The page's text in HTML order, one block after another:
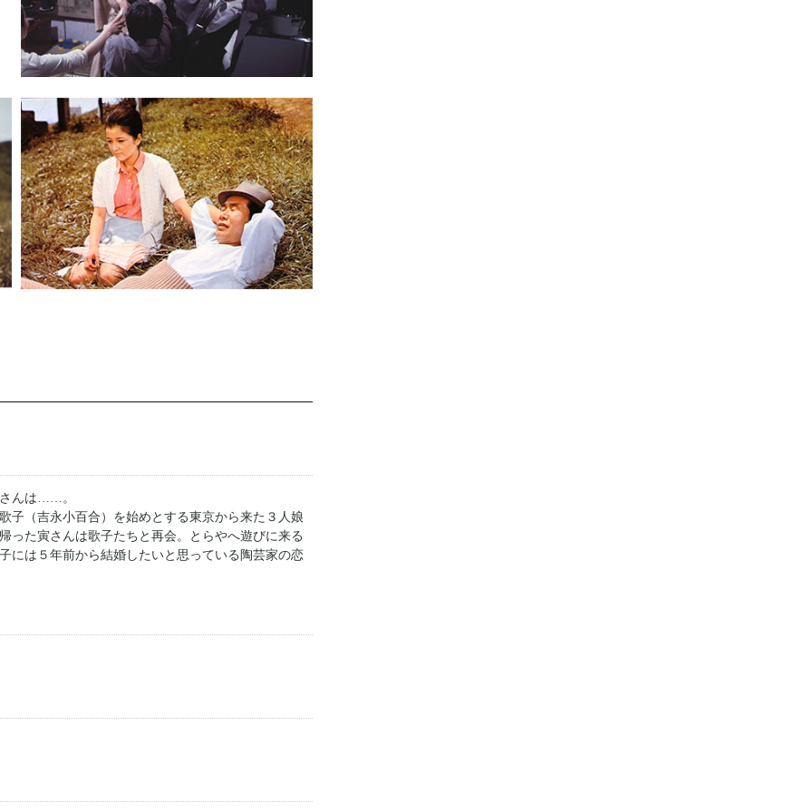
んは……。
子（吉永小百合）を始めとする東京から来た３人娘
った寅さんは歌子たちと再会。とらやへ遊びに来る
には５年前から結婚したいと思っている陶芸家の恋